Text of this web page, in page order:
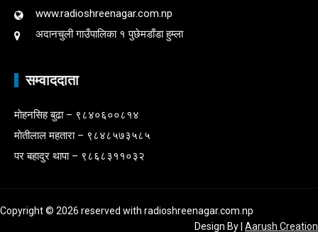
www.radioshreenagar.com.np
अदानचुली गाउँपालिका १ पुछेमडाँडा हुम्ला
सम्वाददाता
माेहनसिह बुढा – ९८४०६००८१४
माेतीलाल महतारा – ९८४८५७३५८५
पर बहादुर थापा – ९८६८३११०३२
Copyright © 2026 reserved with radioshreenagar.com.np
Design By Aarush Creation